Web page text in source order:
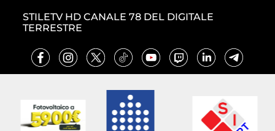
STILETV HD CANALE 78 DEL DIGITALE
TERRESTRE